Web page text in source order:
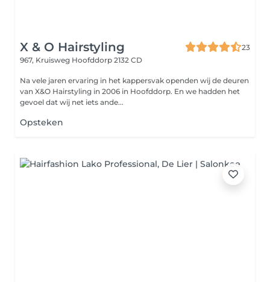
X & O Hairstyling
23
967, Kruisweg Hoofddorp 2132 CD
Na vele jaren ervaring in het kappersvak openden wij de deuren
van X&O Hairstyling in 2006 in Hoofddorp. En we hadden het
gevoel dat wij net iets ande...
Opsteken